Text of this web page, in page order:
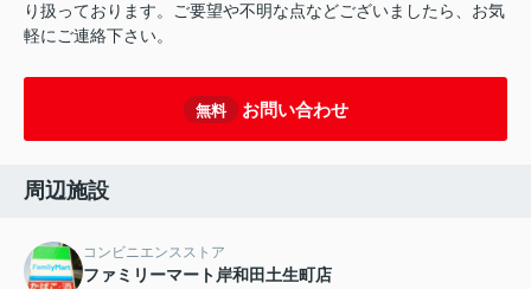
り扱っております。ご要望や不明な点などございましたら、お気
軽にご連絡下さい。
無料 お問い合わせ
周辺施設
コンビニエンスストア
ファミリーマート岸和田土生町店